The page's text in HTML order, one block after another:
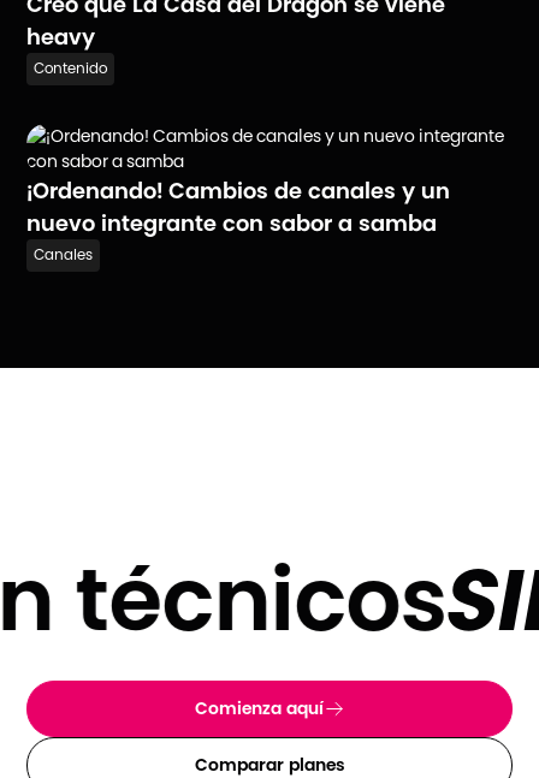
heavy
Contenido
¡Ordenando! Cambios de canales y un
nuevo integrante con sabor a samba
Canales
SIN
Comienza aquí
Comparar planes